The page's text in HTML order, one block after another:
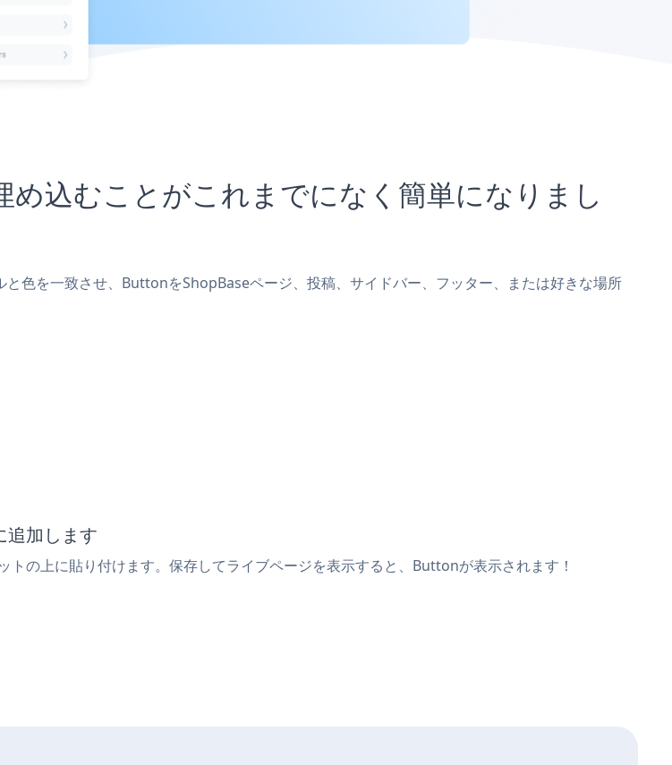
込むことがこれまでになく簡単になりまし
色を一致させ、ButtonをShopBaseページ、投稿、サイドバー、フッター、または好きな場所
加します
の上に貼り付けます。保存してライブページを表示すると、Buttonが表示されます！